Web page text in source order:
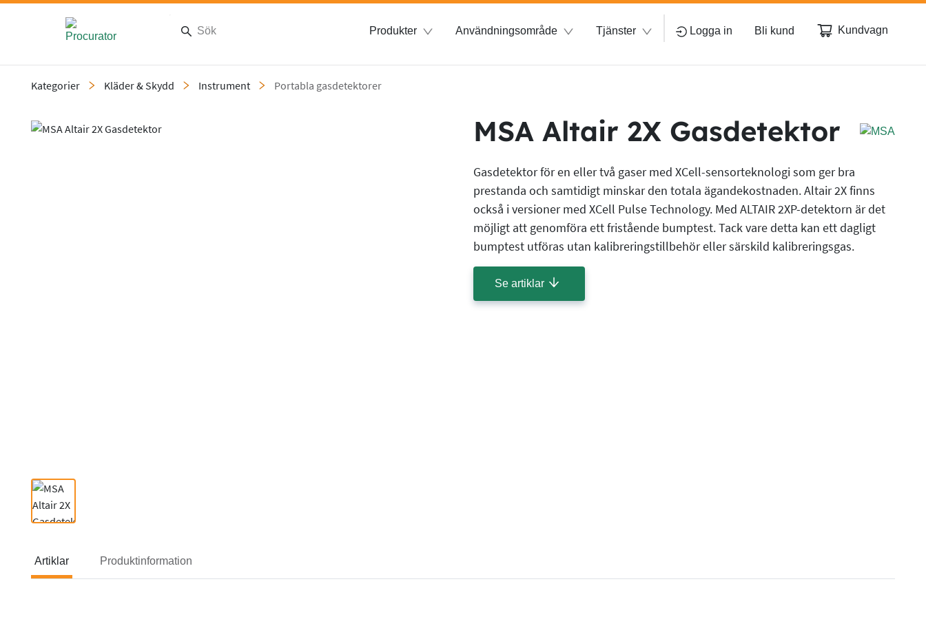
Produkter Användningsområde Tjänster Logga in Bli kund Kundvagn
Kategorier Kläder & Skydd Instrument Portabla gasdetektorer
Slide 1 of 1 MSA Altair 2X Gasdetektor
Gasdetektor för en eller två gaser med XCell-sensorteknologi som ger bra
prestanda och samtidigt minskar den totala ägandekostnaden. Altair 2X finns
också i versioner med XCell Pulse Technology. Med ALTAIR 2XP-detektorn är det
möjligt att genomföra ett fristående bumptest. Tack vare detta kan ett dagligt
bumptest utföras utan kalibreringstillbehör eller särskild kalibreringsgas.
Se artiklar
Artiklar Produktinformation